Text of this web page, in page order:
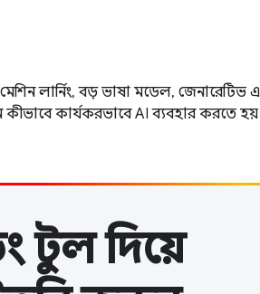
লার্নিং, বড় ভাষা মডেল,
কার্যকরভাবে AI ব্যবহার করতে
টুল দিয়ে